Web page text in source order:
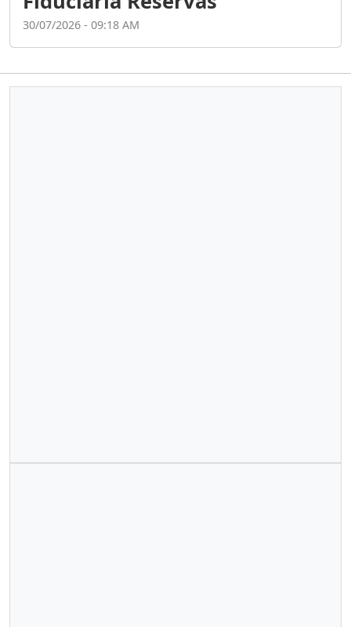
30/07/2026 - 09:18 AM